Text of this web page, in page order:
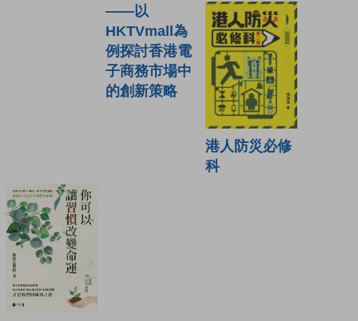
——以
HKTVmall為
例探討香港電
子商務市場中
的創新策略
港人防災必修
科